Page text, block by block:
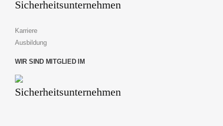
Karriere
Ausbildung
WIR SIND MITGLIED IM